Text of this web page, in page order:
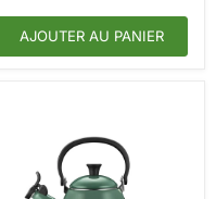
AJOUTER AU PANIER